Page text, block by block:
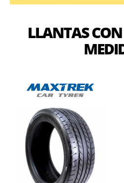
LLANTAS